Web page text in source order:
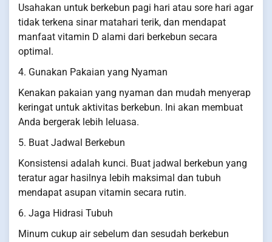
Usahakan untuk berkebun pagi hari atau sore hari agar
tidak terkena sinar matahari terik, dan mendapat
manfaat vitamin D alami dari berkebun secara
optimal.
4. Gunakan Pakaian yang Nyaman
Kenakan pakaian yang nyaman dan mudah menyerap
keringat untuk aktivitas berkebun. Ini akan membuat
Anda bergerak lebih leluasa.
5. Buat Jadwal Berkebun
Konsistensi adalah kunci. Buat jadwal berkebun yang
teratur agar hasilnya lebih maksimal dan tubuh
mendapat asupan vitamin secara rutin.
6. Jaga Hidrasi Tubuh
Minum cukup air sebelum dan sesudah berkebun